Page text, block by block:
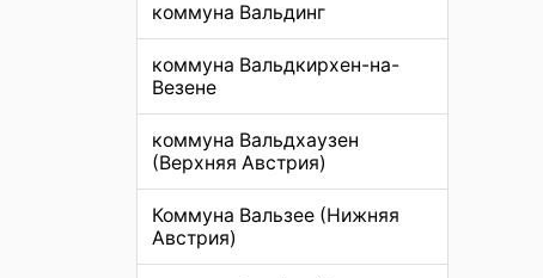
коммуна Вальдинг
коммуна Вальдкирхен-на-
Везене
коммуна Вальдхаузен
(Верхняя Австрия)
Коммуна Вальзее (Нижняя
Австрия)